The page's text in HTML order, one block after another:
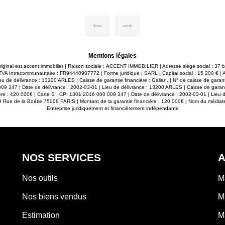
WC indépendants et une
de vie, idéale pour partager
d'été. Tout a été pensé
un pool house, un terrain
espaces dédiés à la
atout avec un garage de
de 33 m² offrant un fort
être transformé en gîte,
ou atelier d'artiste selon vos
fonctionnalité et qualité de
Mentions légales
est accent immobilier | Raison sociale : ACCENT IMMOBILIER | Adresse siège social :
Intracommunautaire : FR94440907772 | Forme juridique : SARL | Capital social : 15 200 € |
délivrance : 13200 ARLES | Caisse de garantie financière : Galian. | N° de caisse de
347 | Date de délivrance : 2002-03-01 | Lieu de délivrance : 13200 ARLES | Caisse de
: 420 000€ | Carte S : CPI 1301 2016 000 009 347 | Date de délivrance : 2002-03-01 | Lieu
de la Boétie 75008 PARIS | Montant de la garantie financière : 120 000€ | Nom du
Entreprise juridiquement et financièrement indépendante
NOS SERVICES
Nos outils
Nos biens vendus
Estimation